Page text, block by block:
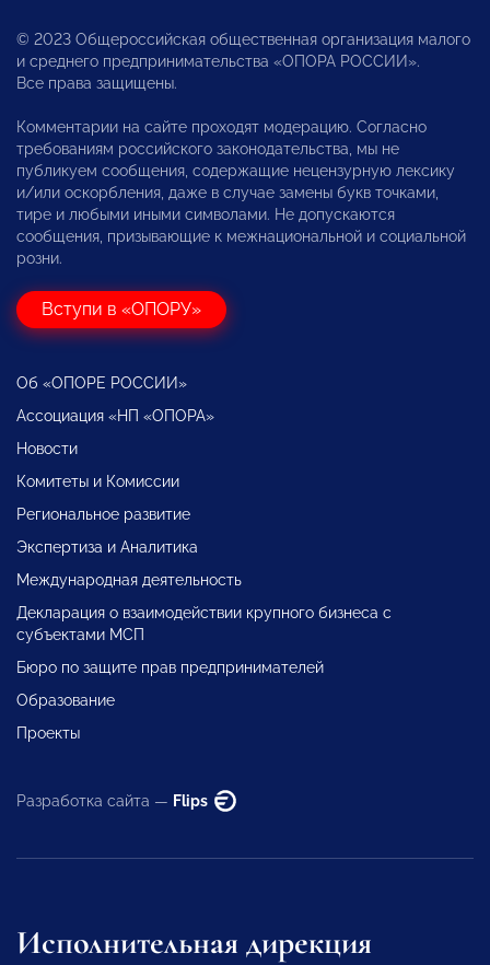
© 2023 Общероссийская общественная организация малого
и среднего предпринимательства «ОПОРА РОССИИ».
Все права защищены.
Комментарии на сайте проходят модерацию. Согласно
требованиям российского законодательства, мы не
публикуем сообщения, содержащие нецензурную лексику
и/или оскорбления, даже в случае замены букв точками,
тире и любыми иными символами. Не допускаются
сообщения, призывающие к межнациональной и социальной
розни.
Вступи в «ОПОРУ»
Об «ОПОРЕ РОССИИ»
Ассоциация «НП «ОПОРА»
Новости
Комитеты и Комиссии
Региональное развитие
Экспертиза и Аналитика
Международная деятельность
Декларация о взаимодействии крупного бизнеса с
субъектами МСП
Бюро по защите прав предпринимателей
Образование
Проекты
Разработка сайта — Flips
Исполнительная дирекция